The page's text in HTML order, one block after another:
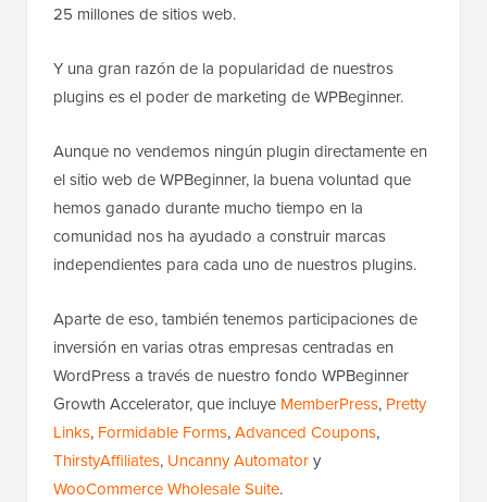
25 millones de sitios web.
Y una gran razón de la popularidad de nuestros
plugins es el poder de marketing de WPBeginner.
Aunque no vendemos ningún plugin directamente en
el sitio web de WPBeginner, la buena voluntad que
hemos ganado durante mucho tiempo en la
comunidad nos ha ayudado a construir marcas
independientes para cada uno de nuestros plugins.
Aparte de eso, también tenemos participaciones de
inversión en varias otras empresas centradas en
WordPress a través de nuestro fondo WPBeginner
Growth Accelerator, que incluye MemberPress, Pretty
Links, Formidable Forms,Advanced Coupons,
ThirstyAffiliates, Uncanny Automatory
WooCommerce Wholesale Suite.